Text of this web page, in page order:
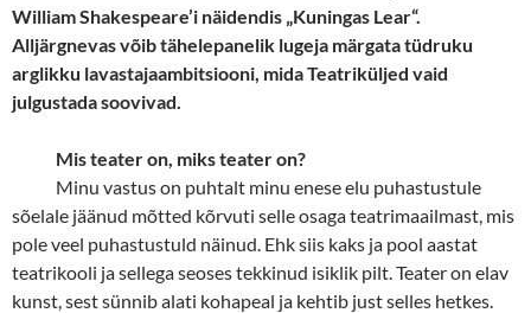
William Shakespeare’i näidendis „Kuningas Lear“.
Alljärgnevas võib tähelepanelik lugeja märgata tüdruku
arglikku lavastajaambitsiooni, mida Teatriküljed vaid
julgustada soovivad.
Mis teater on, miks teater on?
Minu vastus on puhtalt minu enese elu puhastustule
sõelale jäänud mõtted kõrvuti selle osaga teatrimaailmast, mis
pole veel puhastustuld näinud. Ehk siis kaks ja pool aastat
teatrikooli ja sellega seoses tekkinud isiklik pilt. Teater on elav
kunst, sest sünnib alati kohapeal ja kehtib just selles hetkes.